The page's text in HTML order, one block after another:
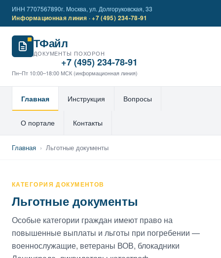
ИНН 7707567890г. Москва, ул. Долгоруковская, 33
Информационная линия · +7 (495) 234-78-91
ТФайл
ДОКУМЕНТЫ ПОХОРОН
+7 (495) 234-78-91
Пн–Пт 10:00–18:00 МСК (информационная линия)
Главная Инструкция Вопросы
О портале Контакты
Главная › Льготные документы
КАТЕГОРИЯ ДОКУМЕНТОВ
Льготные документы
Особые категории граждан имеют право на
повышенные выплаты и льготы при погребении —
военнослужащие, ветераны ВОВ, блокадники